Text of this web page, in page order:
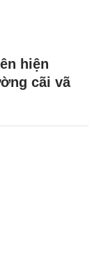
hiện
cãi vã